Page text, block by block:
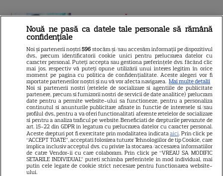
14
VEDETE STRĂINE
Elon Musk, atac la adresa
regizorului premiat cu Oscar
care a realizat documentarul
despre viața sa. Filmul are 232
de minute
3
VEDETE STRĂINE
Marvel are un nou Black
Panther. David Jonsson preia
moștenirea lui Chadwick
Boseman
Nouă ne pasă ca datele tale personale să rămână
confidențiale
Noi și partenerii noștri596 stocăm și/sau accesăm informații pe dispozitivul
dvs., precum identificatorii cookie unici pentru prelucrarea datelor cu
caracter personal. Puteți accepta sau gestiona preferințele dvs. făcând clic
mai jos, respectiv vă puteți opune utilizării unui interes legitim în orice
moment pe pagina cu politica de confidențialitate. Aceste alegeri vor fi
raportate partenerilor noștri și nu vă vor afecta navigarea. Mai multe detalii
Noi si partenerii nostri (retelele de socializare si agentiile de publicitate
partenere, precum si furnizorii nostri de servicii de date analitice) prelucram
date pentru a permite website-ului sa functioneze, pentru a personaliza
continutul si anunturile publicitare afisate in functie de interesele si/sau
profilul dvs., pentru a va oferi functionalitati aferente retelelor de socializare
si pentru a analiza traficul pe website. Beneficiati de drepturile prevazute de
art. 15-22 din GDPR in legatura cu prelucrarea datelor cu caracter personal.
Aceste drepturi pot fi exercitate prin modalitatea indicataaici. Prin click pe
“ACCEPT TOATE”, acceptati folosirea tuturor Tehnologiilor de tip Cookie, care
implica inclusiv acceptul dvs. cu privire la stocarea/accesarea informatiilor
de catre Vendor-ii cu care colaboram. Prin click pe “VREAU SA MODIFIC
SETARILE INDIVIDUAL” puteti schimba preferintele in mod individual, mai
putin cele legate de cookie strict necesare pentru functionarea website-
ului.